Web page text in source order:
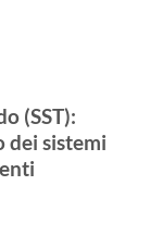
(SST):
dei sistemi